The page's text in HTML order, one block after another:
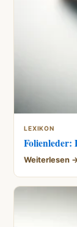
LEXIKON
Folienleder:
Weiterlesen